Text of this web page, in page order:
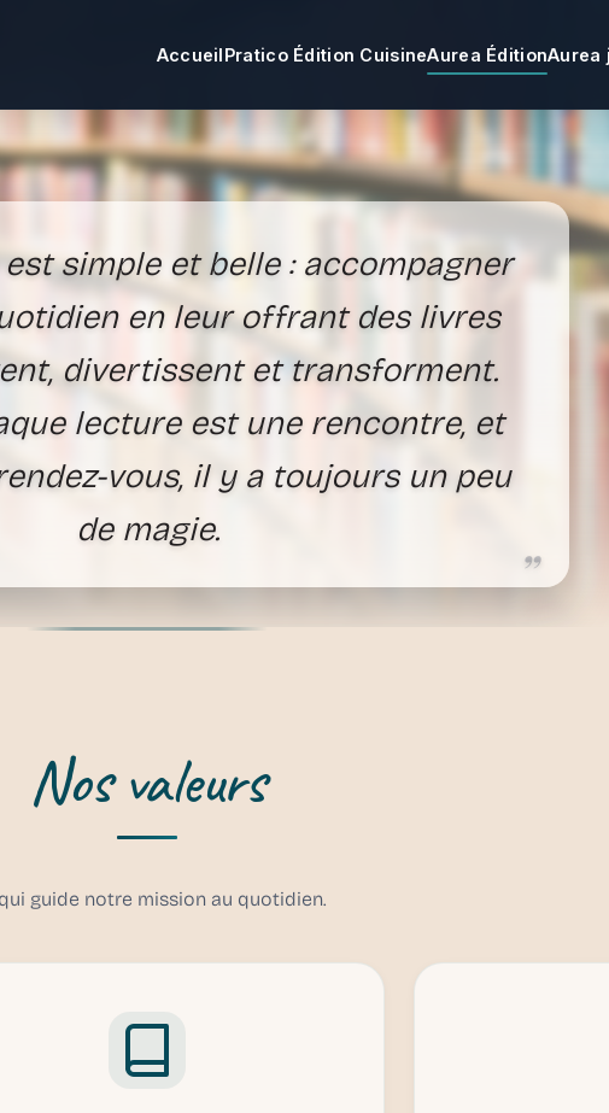
AccueilPratico Édition CuisineAurea ÉditionAurea
simple et belle : accompagner
en leur offrant des livres
divertissent et transforment.
lecture est une rencontre, et
vous, il y a toujours un peu
de magie.
Nos valeurs
guide notre mission au quotidien.